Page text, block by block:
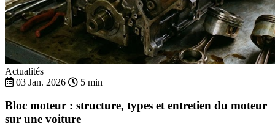
Actualités
03 Jan. 2026
5 min
Bloc moteur : structure, types et entretien du moteur
sur une voiture